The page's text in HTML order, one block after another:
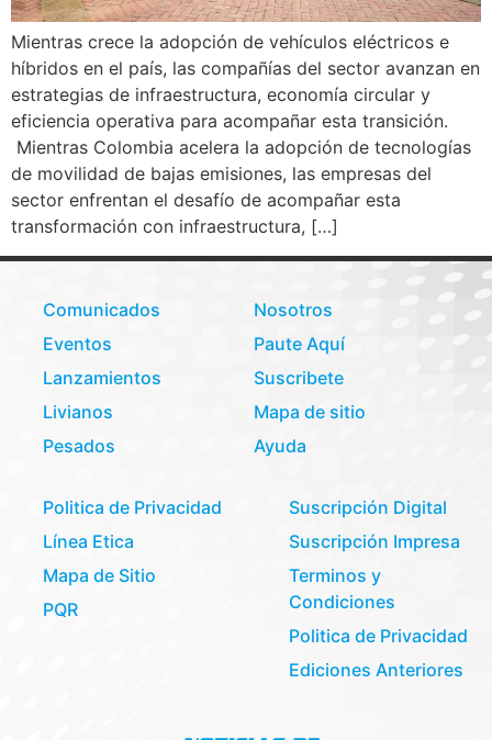
Mientras crece la adopción de vehículos eléctricos e
híbridos en el país, las compañías del sector avanzan en
estrategias de infraestructura, economía circular y
eficiencia operativa para acompañar esta transición.
Mientras Colombia acelera la adopción de tecnologías
de movilidad de bajas emisiones, las empresas del
sector enfrentan el desafío de acompañar esta
transformación con infraestructura, […]
Comunicados
Eventos
Lanzamientos
Livianos
Pesados
Nosotros
Paute Aquí
Suscribete
Mapa de sitio
Ayuda
Politica de Privacidad
Línea Etica
Mapa de Sitio
PQR
Suscripción Digital
Suscripción Impresa
Terminos y
Condiciones
Politica de Privacidad
Ediciones Anteriores